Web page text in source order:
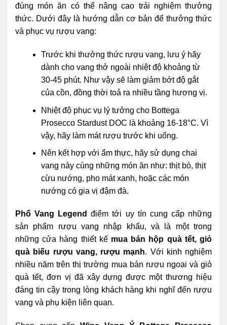
đúng món ăn có thể nâng cao trải nghiệm thưởng
thức. Dưới đây là hướng dẫn cơ bản để thưởng thức
và phục vụ rượu vang:
Trước khi thưởng thức rượu vang, lưu ý hãy
dành cho vang thở ngoài nhiệt độ khoảng từ
30-45 phút. Như vậy sẽ làm giảm bớt độ gắt
của cồn, đồng thời toả ra nhiều tầng hương vị.
Nhiệt độ phục vụ lý tưởng cho Bottega
Prosecco Stardust DOC là khoảng 16-18°C. Vì
vậy, hãy làm mát rượu trước khi uống.
Nên kết hợp với ẩm thực, hãy sử dụng chai
vang này cùng những món ăn như: thịt bò, thịt
cừu nướng, pho mát xanh, hoặc các món
nướng có gia vị đậm đà.
Phố Vang Legend điểm tới uy tín cung cấp những
sản phẩm rượu vang nhập khẩu, và là một trong
những cửa hàng thiết kế mua bán hộp quà tết, giỏ
quà biếu rượu vang, rượu mạnh. Với kinh nghiệm
nhiều năm trên thị trường mua bán rượu ngoại và giỏ
quà tết, đơn vị đã xây dựng được một thương hiệu
đáng tin cậy trong lòng khách hàng khi nghĩ đến rượu
vang và phụ kiện liên quan.